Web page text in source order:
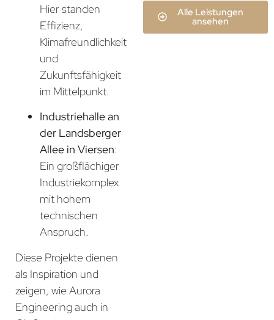
Hier standen
Effizienz,
Klimafreundlichkeit
und
Zukunftsfähigkeit
im Mittelpunkt.
Industriehalle an
der Landsberger
Allee in Viersen:
Ein großflächiger
Industriekomplex
mit hohem
technischen
Anspruch.
Diese Projekte dienen
als Inspiration und
zeigen, wie Aurora
Engineering auch in
Alle Leistungen
ansehen